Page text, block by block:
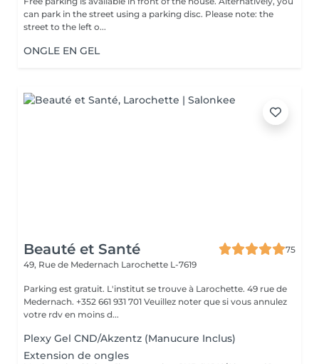
can park in the street using a parking disc. Please note: the
street to the left o...
ONGLE EN GEL
Beauté et Santé
75
49, Rue de Medernach Larochette L-7619
Parking est gratuit. L'institut se trouve à Larochette. 49 rue de
Medernach. +352 661 931 701 Veuillez noter que si vous annulez
votre rdv en moins d...
Plexy Gel CND/Akzentz (Manucure Inclus)
Extension de ongles